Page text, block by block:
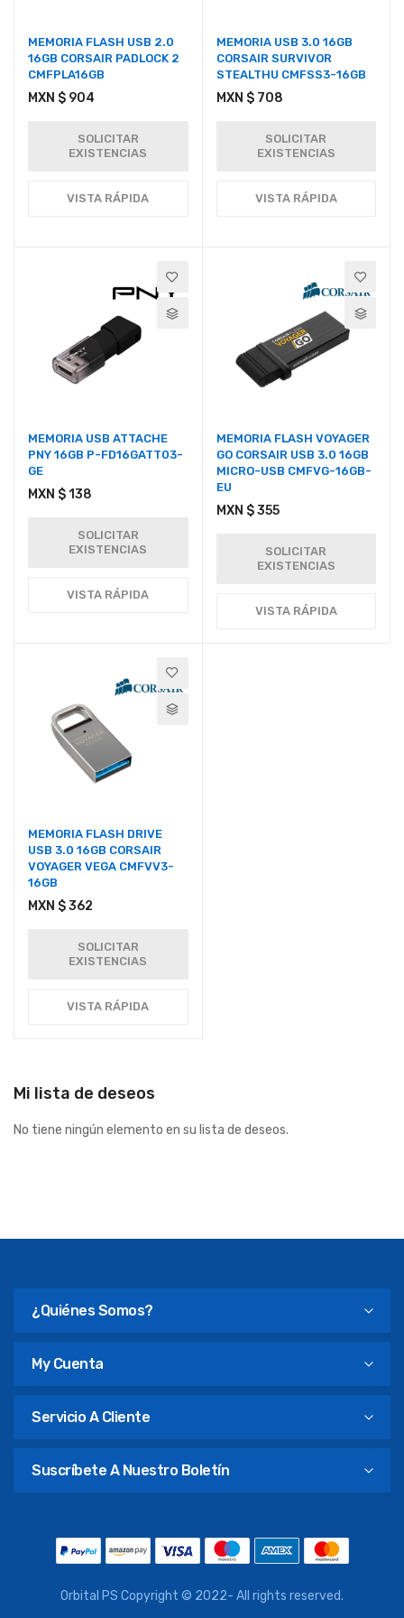
MEMORIA FLASH USB 2.0
16GB CORSAIR PADLOCK 2
CMFPLA16GB
MXN $ 904
SOLICITAR
EXISTENCIAS
VISTA RÁPIDA
MEMORIA USB 3.0 16GB
CORSAIR SURVIVOR
STEALTHU CMFSS3-16GB
MXN $ 708
SOLICITAR
EXISTENCIAS
VISTA RÁPIDA
MEMORIA USB ATTACHE
PNY 16GB P-FD16GATT03-
GE
MXN $ 138
SOLICITAR
EXISTENCIAS
VISTA RÁPIDA
MEMORIA FLASH VOYAGER
GO CORSAIR USB 3.0 16GB
MICRO-USB CMFVG-16GB-
EU
MXN $ 355
SOLICITAR
EXISTENCIAS
VISTA RÁPIDA
MEMORIA FLASH DRIVE
USB 3.0 16GB CORSAIR
VOYAGER VEGA CMFVV3-
16GB
MXN $ 362
SOLICITAR
EXISTENCIAS
VISTA RÁPIDA
Mi lista de deseos
No tiene ningún elemento en su lista de deseos.
¿Quiénes Somos?
My Cuenta
Servicio A Cliente
Suscríbete A Nuestro Boletín
Orbital PS Copyright © 2022- All rights reserved.